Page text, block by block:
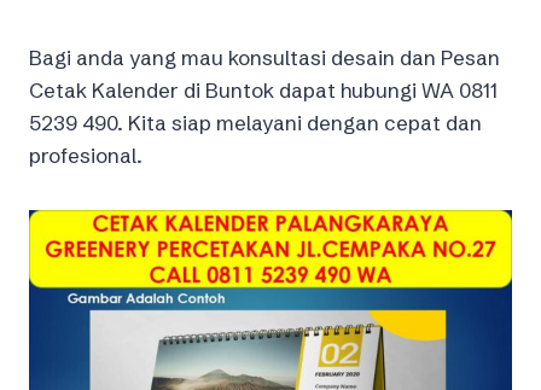
Bagi anda yang mau konsultasi desain dan Pesan
Cetak Kalender di Buntok dapat hubungi WA 0811
5239 490. Kita siap melayani dengan cepat dan
profesional.